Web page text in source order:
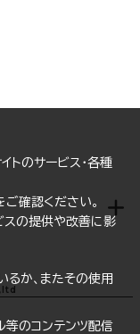
とめて資料請求
トのサービス・各種
ご確認ください。
スの提供や改善に影
るか、またその使用
等のコンテンツ配信